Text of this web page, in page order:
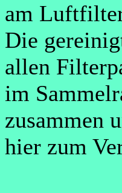
am
Die
allen
im
zusammen
hier zum